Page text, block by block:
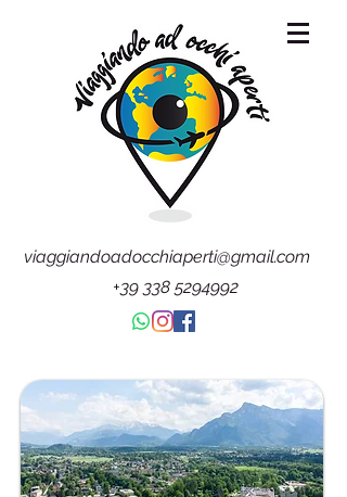
viaggiandoadocchiaperti@gmail.com
+39 338 5294992